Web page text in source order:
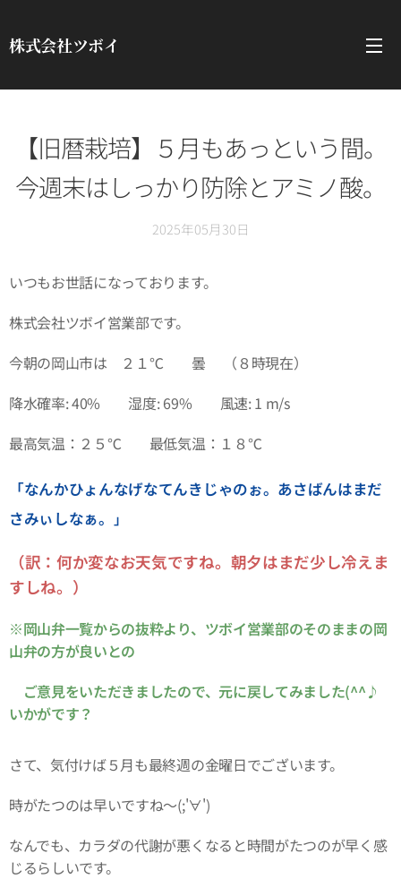
株式会社ツボイ
【旧暦栽培】５月もあっという間。
今週末はしっかり防除とアミノ酸。
2025年05月30日
いつもお世話になっております。
株式会社ツボイ営業部です。
今朝の岡山市は ２１℃ 曇🌥（８時現在）
降水確率: 40% 湿度: 69% 風速: 1 m/s
最高気温：２５℃ 最低気温：１８℃
「なんかひょんなげなてんきじゃのぉ。あさばんはまだ
さみぃしなぁ。
」
（訳：何か変なお天気ですね。朝夕はまだ少し冷えま
すしね。）
※岡山弁一覧からの抜粋より、ツボイ営業部のそのままの岡
山弁の方が良いとの
ご意見をいただきましたので、元に戻してみました(^^♪
いかがです？
さて、気付けば５月も最終週の金曜日でございます。
時がたつのは早いですね～(;'∀')
なんでも、カラダの代謝が悪くなると時間がたつのが早く感
じるらしいです。